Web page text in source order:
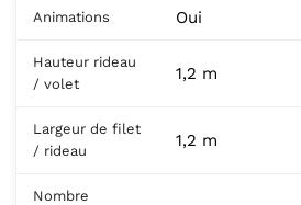
Animations Oui
Hauteur rideau
/ volet
1,2 m
Largeur de filet
/ rideau
1,2 m
Nombre